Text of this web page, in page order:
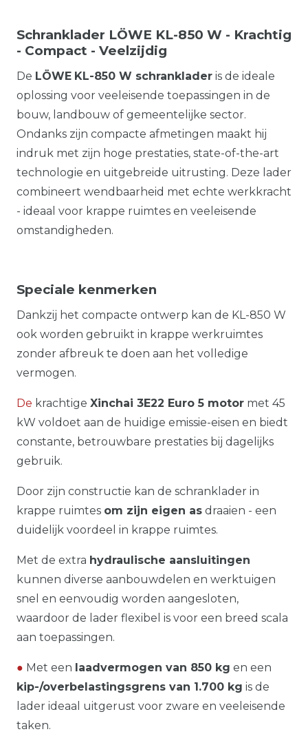
Schranklader LÖWE KL-850 W - Krachtig
- Compact - Veelzijdig
De LÖWE KL-850 W schranklader is de ideale
oplossing voor veeleisende toepassingen in de
bouw, landbouw of gemeentelijke sector.
Ondanks zijn compacte afmetingen maakt hij
indruk met zijn hoge prestaties, state-of-the-art
technologie en uitgebreide uitrusting. Deze lader
combineert wendbaarheid met echte werkkracht
- ideaal voor krappe ruimtes en veeleisende
omstandigheden.
Speciale kenmerken
Dankzij het compacte ontwerp kan de KL-850 W
ook worden gebruikt in krappe werkruimtes
zonder afbreuk te doen aan het volledige
vermogen.
De krachtige Xinchai 3E22 Euro 5 motor met 45
kW voldoet aan de huidige emissie-eisen en biedt
constante, betrouwbare prestaties bij dagelijks
gebruik.
Door zijn constructie kan de schranklader in
krappe ruimtes om zijn eigen as draaien - een
duidelijk voordeel in krappe ruimtes.
Met de extra hydraulische aansluitingen
kunnen diverse aanbouwdelen en werktuigen
snel en eenvoudig worden aangesloten,
waardoor de lader flexibel is voor een breed scala
aan toepassingen.
● Met een laadvermogen van 850 kg en een
kip-/overbelastingsgrens van 1.700 kg is de
lader ideaal uitgerust voor zware en veeleisende
taken.